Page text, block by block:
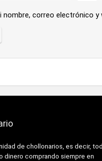
nombre, correo electrónico
de chollonarios, es decir,
dinero comprando siempre en